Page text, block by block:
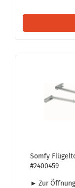
Somfy
#2400459
► Zur